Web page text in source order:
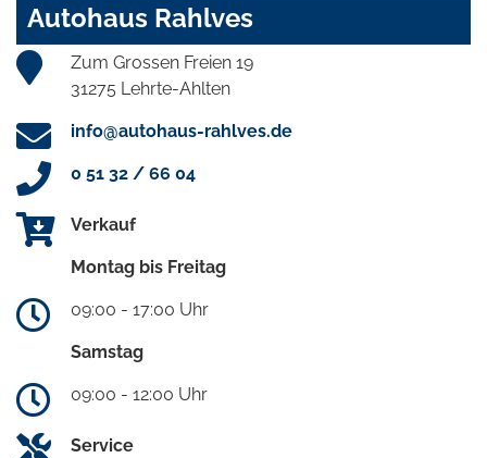
Autohaus Rahlves
Zum Grossen Freien 19
31275 Lehrte-Ahlten
info@autohaus-rahlves.de
0 51 32 / 66 04
Verkauf
Montag bis Freitag
09:00 - 17:00 Uhr
Samstag
09:00 - 12:00 Uhr
Service